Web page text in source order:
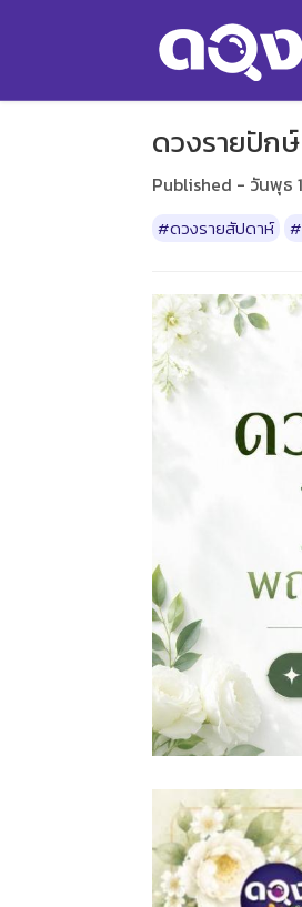
ดวงรายปัก
Published - วันพุธ
#ดวงรายสัปดาห์